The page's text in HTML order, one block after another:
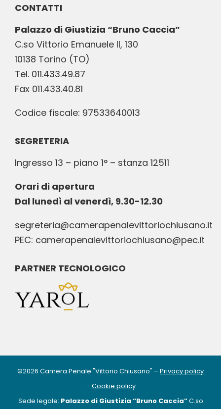
CONTATTI
Palazzo di Giustizia “Bruno Caccia”
C.so Vittorio Emanuele II, 130
10138 Torino (TO)
Tel. 011.433.49.87
Fax 011.433.40.81
Codice fiscale: 97533640013
SEGRETERIA
Ingresso 13 – piano 1° – stanza 12511
Orari di apertura
Dal lunedì al venerdì, 9.30-12.30
segreteria@camerapenalevittoriochiusano.it
PEC: camerapenalevittoriochiusano@pec.it
PARTNER TECNOLOGICO
©2026 Camera Penale "Vittorio Chiusano" – Privacy policy
– Cookie policy
Sede legale: Palazzo di Giustizia “Bruno Caccia”C.so